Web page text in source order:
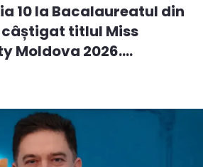
10 la Bacalaureatul din
câștigat titlul Miss
Moldova 2026.